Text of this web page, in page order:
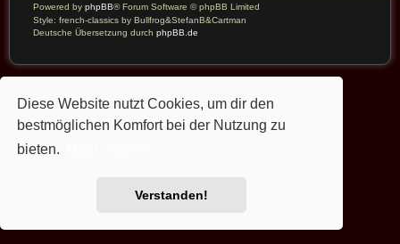
Diese Website nutzt Cookies, um dir den
bestmöglichen Komfort bei der Nutzung zu
bieten.
Verstanden!
Powered by phpBB® Forum Software © phpBB Limited
Style: french-classics by Bullfrog&StefanB&Cartman
Deutsche Übersetzung durch phpBB.de